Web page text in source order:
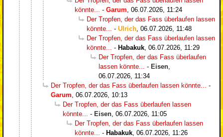
könnte...
- Garum 06.07.2026, 11:24
Der Tropfen, der das Fass überlaufen lassen
könnte...
- Ulrich 06.07.2026, 11:48
Der Tropfen, der das Fass überlaufen lassen
könnte...
- Habakuk 06.07.2026, 11:29
Der Tropfen, der das Fass überlaufen
lassen könnte...
- Eisen
06.07.2026, 11:34
Der Tropfen, der das Fass überlaufen lassen könnte...
-
Garum 06.07.2026, 10:13
Der Tropfen, der das Fass überlaufen lassen
könnte...
- Eisen 06.07.2026, 11:05
Der Tropfen, der das Fass überlaufen lassen
könnte...
- Habakuk 06.07.2026, 11:26